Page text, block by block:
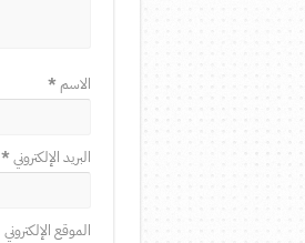
الاسم*
البريد الإلكتروني*
الموقع الإلكتروني